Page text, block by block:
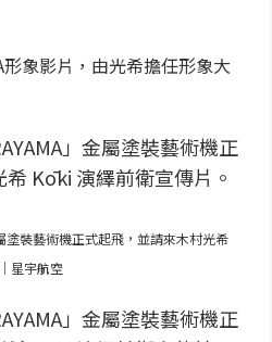
形象影片，由光希擔任形象大
屬塗裝藝術機正式起飛，並請來木村光希
星宇航空